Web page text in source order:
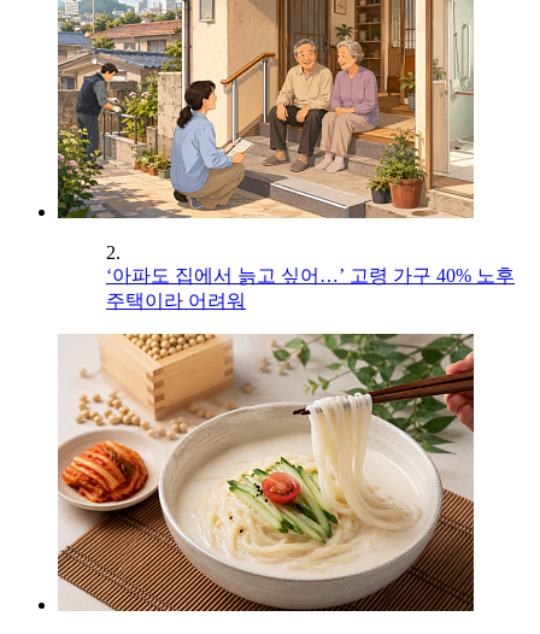
2.
‘아파도 집에서 늙고 싶어…’ 고령 가구 40% 노후
주택이라 어려워